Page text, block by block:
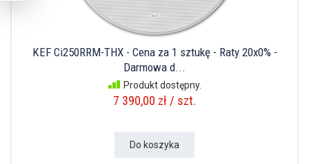
KEF Ci250RRM-THX - Cena za 1 sztukę - Raty 20x0% -
Darmowa d...
Produkt dostępny.
7 390,00 zł / szt.
Do koszyka